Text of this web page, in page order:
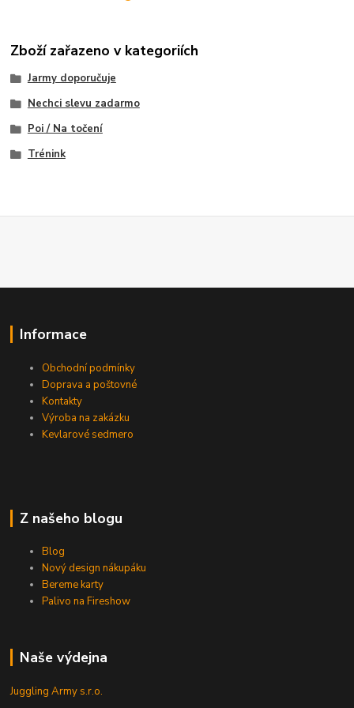
Zboží zařazeno v kategoriích
Jarmy doporučuje
Nechci slevu zadarmo
Poi / Na točení
Trénink
Informace
Obchodní podmínky
Doprava a poštovné
Kontakty
Výroba na zakázku
Kevlarové sedmero
Z našeho blogu
Blog
Nový design nákupáku
Bereme karty
Palivo na Fireshow
Naše výdejna
Juggling Army s.r.o.